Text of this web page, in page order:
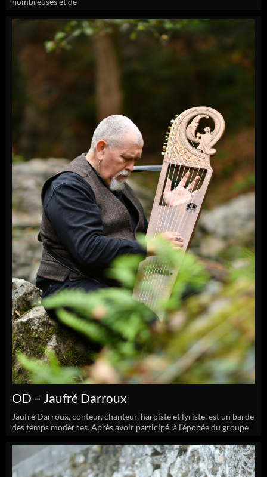
OD – Jaufré Darroux
Jaufré Darroux, conteur, chanteur, harpiste et lyriste, est un barde
des temps modernes. Après avoir participé, à l’épopée du groupe